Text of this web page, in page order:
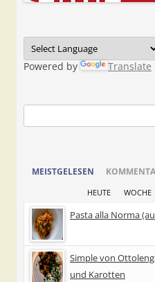
Powered by Translate
nach:
MEISTGELESEN
HEUTE WOCHE
Pasta alla Norma
Simple von
und Karotten